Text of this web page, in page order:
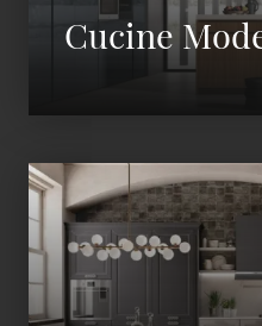
Cucine